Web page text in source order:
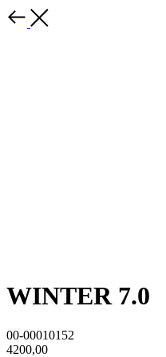
WINTER 7.0
00-00010152
4200,00